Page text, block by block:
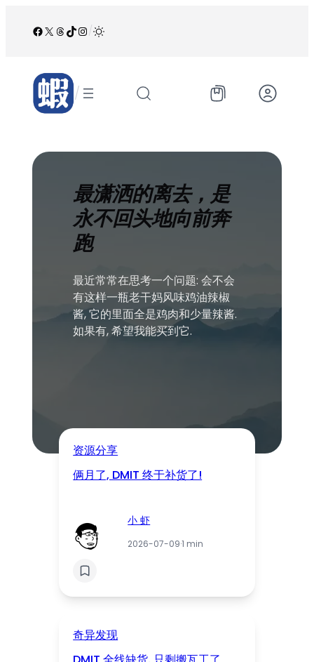
Facebook
X Threads
TikTok
Instagram
/
/
最潇洒的离去，是
永不回头地向前奔
跑
最近常常在思考一个问题: 会不会
有这样一瓶老干妈风味鸡油辣椒
酱, 它的里面全是鸡肉和少量辣酱.
如果有, 希望我能买到它.
资源分享
俩月了, DMIT 终于补货了!
小 虾
2026-07-09·1 min
奇异发现